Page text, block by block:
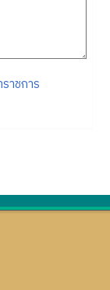
าชการ